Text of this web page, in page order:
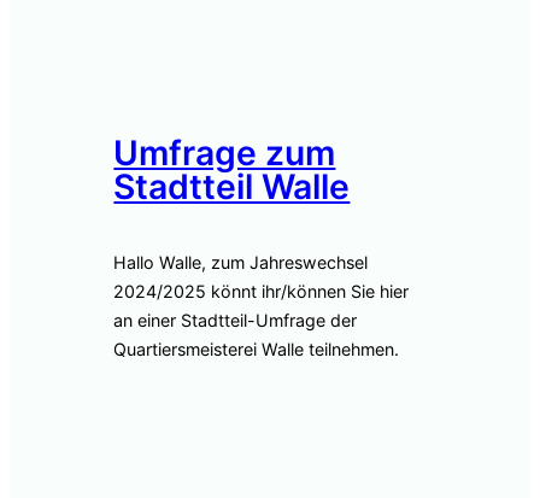
Umfrage zum
Stadtteil Walle
Hallo Walle, zum Jahreswechsel
2024/2025 könnt ihr/können Sie hier
an einer Stadtteil-Umfrage der
Quartiersmeisterei Walle teilnehmen.